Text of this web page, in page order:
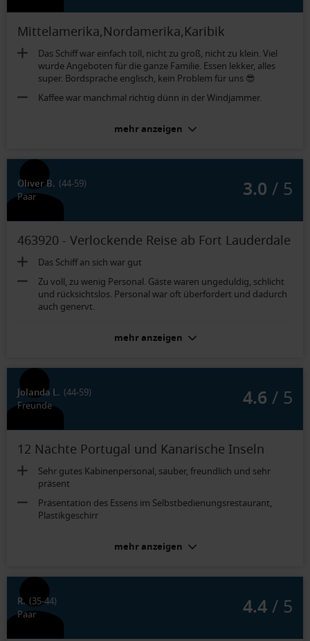
Mittelamerika,Nordamerika,Karibik
Das Schiff war einfach toll, nicht zu groß, nicht zu klein. Viel
wurde Angeboten für die ganze Familie. Essen lekker, alles
super. Bordsprache englisch, kein Problem für uns 😎
Kaffee war manchmal richtig dünn in der Windjammer.
Innenkabine (Kat. 3V):mehr anzeigen
Oliver B. (44-59)
Paar
3.0 / 5
463920 - Verlockende Reise ab Fort Lauderdale
Das Schiff an sich war gut
Zu voll, zu wenig Personal. Gäste waren ungeduldig, schlicht
und rücksichtslos. Personal war oft überfordert und dadurch
auch genervt.
Garantiekabine Außen (Kat. YO):
mehr anzeigen
Jolanda L. (44-59)
Freunde
4.6 / 5
12 Nächte Portugal und Kanarische Inseln
Sehr gutes Kabinenpersonal, sauber, freundlich und sehr
präsent
Präsentation des Essens im Selbstbedienungsrestaurant,
Plastikgeschirr
Balkonkabine Deluxe (Kat. E3):
mehr anzeigen
R. (35-44)
Paar
4.4/ 5